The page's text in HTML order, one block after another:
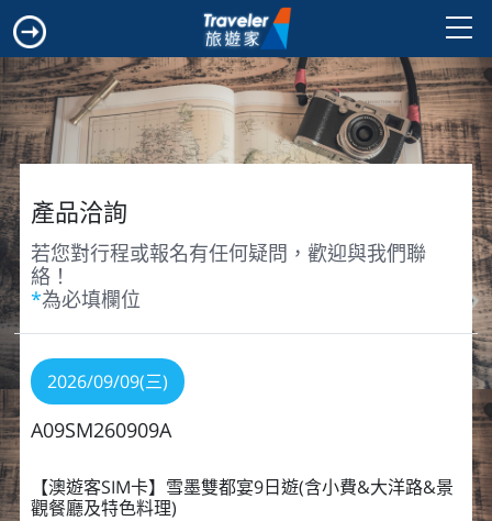
產品洽詢
若您對行程或報名有任何疑問，歡迎與我們聯
絡！
*為必填欄位
2026/09/09(三)
A09SM260909A
【澳遊客SIM卡】雪墨雙都宴9日遊(含小費&大洋路&景
觀餐廳及特色料理)